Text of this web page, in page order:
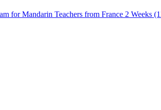
Mandarin Teachers from France 2 Weeks